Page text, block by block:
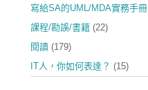
寫給SA的UML/MDA實務手冊
課程/勘誤/書籍 (22)
閱讀 (179)
IT人，你如何表達？ (15)